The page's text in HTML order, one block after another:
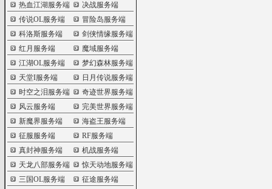
热血江湖服务端
决战服务端
传说OL服务端
冒险岛服务端
科洛斯服务端
剑侠情缘服务端
红月服务端
魔域服务端
江湖OL服务端
梦幻森林服务端
天堂I服务端
日月传说服务端
时空之泪服务端
奇迹世界服务端
风云服务端
完美世界服务端
新魔界服务端
海盗王服务端
征服服务端
RF服务端
真封神服务端
机战服务端
天龙八部服务端
惊天动地服务端
三国OL服务端
征途服务端